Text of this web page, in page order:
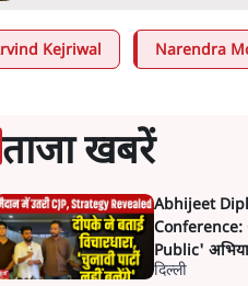
Kejriwal Narendra
ताजा खबरें
Abhijeet
Conference:
Public'
CJP!
दिल्ली